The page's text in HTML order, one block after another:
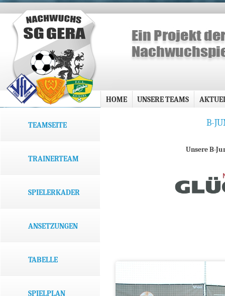
HOME UNSERE TEAMS
TEAMSEITE
TRAINERTEAM
SPIELERKADER
ANSETZUNGEN
TABELLE
SPIELPLAN
B-
Unsere B-